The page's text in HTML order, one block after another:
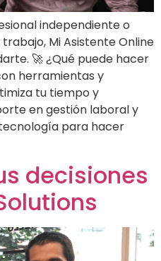
independiente o
Mi Asistente Online
🚀 ¿Qué puede hacer
herramientas y
tu tiempo y
en gestión laboral y
para hacer
decisiones